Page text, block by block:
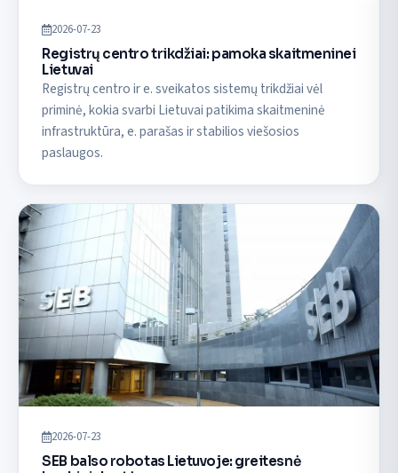
2026-07-23
Registrų centro trikdžiai: pamoka skaitmeninei
Lietuvai
Registrų centro ir e. sveikatos sistemų trikdžiai vėl
priminė, kokia svarbi Lietuvai patikima skaitmeninė
infrastruktūra, e. parašas ir stabilios viešosios
paslaugos.
2026-07-23
SEB balso robotas Lietuvoje: greitesnė